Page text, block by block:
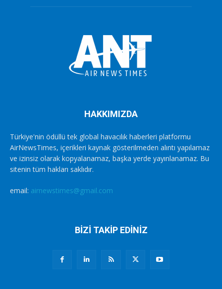
HAKKIMIZDA
Türkiye'nin ödüllü tek global havacılık haberleri platformu
AirNewsTimes, içerikleri kaynak gösterilmeden alıntı yapılamaz
ve izinsiz olarak kopyalanamaz, başka yerde yayınlanamaz. Bu
sitenin tüm hakları saklıdır.
email: airnewstimes@gmail.com
BİZİ TAKİP EDİNİZ